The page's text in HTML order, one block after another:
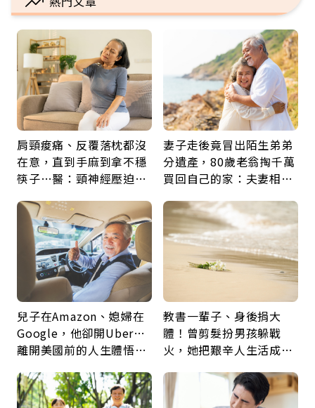
肩頸痠痛、反覆落枕都沒
在意，直到手麻到拿不穩
筷子…醫：頸神經壓迫上
鍵
妻子走後竟冒出陌生弟弟
分遺產，80歲老翁掏千萬
買回自己的家：夫妻相守
兒子在Amazon、媳婦在
Google，他卻開Uber…
離開美國前的人生體悟：
教書一輩子、身後捐大
體！曾剪髮扮男孩躲戰
火，她把艱辛人生活成風
福